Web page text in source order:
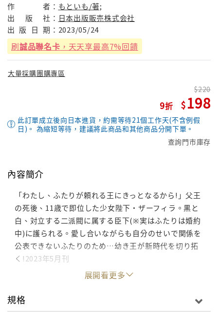
作 者： もといも/著;
出
版 社： 日本出版販売株式会社
出 版 日 期： 2023/05/24
刷誠品聯名卡 ，天天享最高7%回饋
大量採購團購專區
9
220
198
此訂單成立後向日本進貨，約需等待21個工作天(不含例假
日)。 為縮短等待，建議將此商品和其他商品分開下單。
查詢門市庫存
內容簡介
「わたし、ふたりが頼れる王にきっとなるから!」父王
の死後、11歳で即位した少女陛下・ザーフィラ。黒と
白、対立する二派閥に属する臣下(※実はふたりは婚約
中)に護られる。愛し合いながらも自分のせいで関係を
公表できないふたりのため…幼き王が新時代を切り拓
く!2023年5月刊
展開看更多
規格